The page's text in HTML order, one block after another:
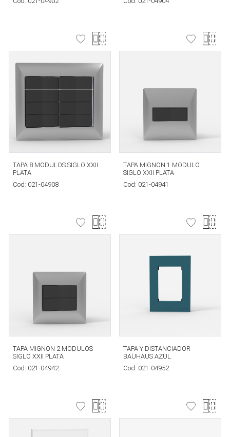
TAPA 8 MODULOS SIGLO XXII
PLATA
Cod: 021-04908
TAPA MIGNON 1 MODULO
SIGLO XXII PLATA
Cod: 021-04941
TAPA MIGNON 2 MODULOS
SIGLO XXII PLATA
Cod: 021-04942
TAPA Y DISTANCIADOR
BAUHAUS AZUL
Cod: 021-04952